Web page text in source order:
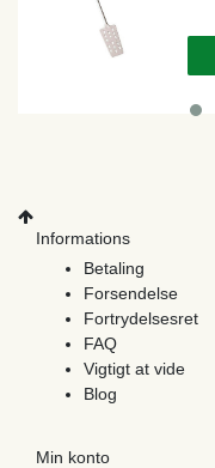
Informations
Betaling
Forsendelse
Fortrydelsesret
FAQ
Vigtigt at vide
Blog
Min konto